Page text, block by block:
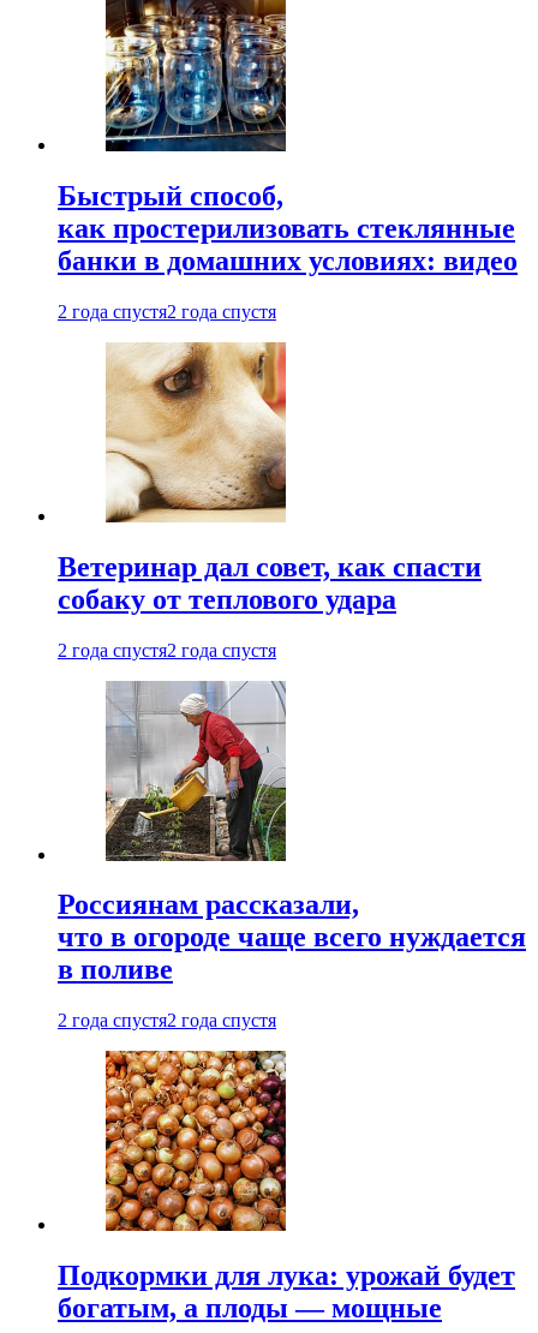
Быстрый способ,
как простерилизовать стеклянные
банки в домашних условиях: видео
2 года спустя2 года спустя
Ветеринар дал совет, как спасти
собаку от теплового удара
2 года спустя2 года спустя
Россиянам рассказали,
что в огороде чаще всего нуждается
в поливе
2 года спустя2 года спустя
Подкормки для лука: урожай будет
богатым, а плоды — мощные